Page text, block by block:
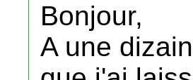
Bonjour,
A une